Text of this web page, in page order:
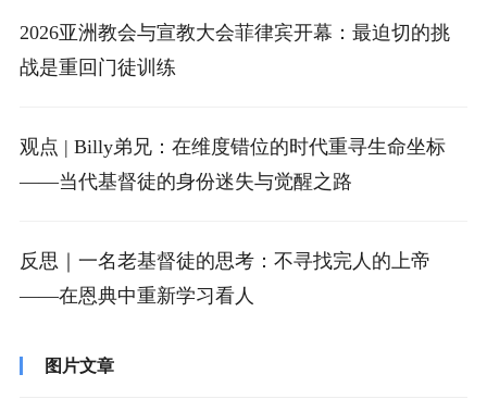
2026亚洲教会与宣教大会菲律宾开幕：最迫切的挑
战是重回门徒训练
观点 | Billy弟兄：在维度错位的时代重寻生命坐标
——当代基督徒的身份迷失与觉醒之路
反思｜一名老基督徒的思考：不寻找完人的上帝
——在恩典中重新学习看人
图片文章